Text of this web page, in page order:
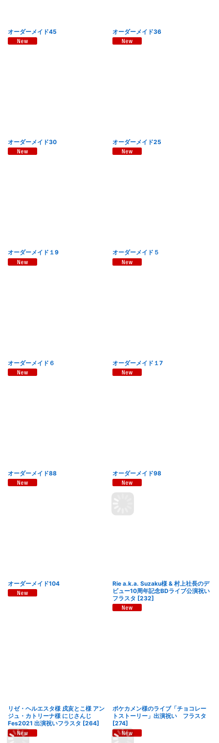
オーダーメイド45 オーダーメイド36
オーダーメイド30 オーダーメイド25
オーダーメイド１9 オーダーメイド５
オーダーメイド６ オーダーメイド１7
オーダーメイド88 オーダーメイド98
オーダーメイド104
Rie a.k.a. Suzaku様 & 村上社長のデ
ビュー10周年記念BDライブ公演祝い
フラスタ [232]
リゼ・ヘルエスタ様 戌亥とこ様 アン
ジュ・カトリーナ様 にじさんじ
Fes2021 出演祝いフラスタ [264]
ポケカメン様のライブ「チョコレー
トストーリー」出演祝い フラスタ
[274]